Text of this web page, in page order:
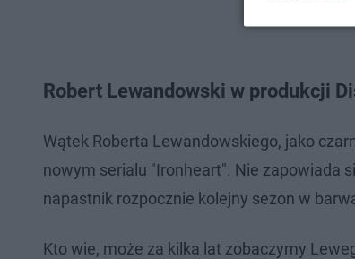
Robert Lewandowski w produkcji
Wątek Roberta Lewandowskiego, jako
nowym serialu "Ironheart". Nie zapowiada
napastnik rozpocznie kolejny sezon w
Kto wie, może za kilka lat zobaczymy